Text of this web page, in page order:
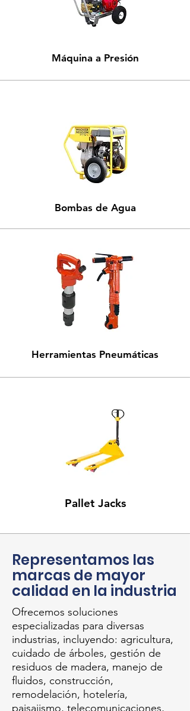
Máquina a Presión
Bombas de Agua
Herramientas Pneumáticas
Pallet Jacks
Representamos las
marcas de mayor
calidad en la industria
Ofrecemos soluciones
especializadas para diversas
industrias, incluyendo: agricultura,
cuidado de árboles, gestión de
residuos de madera, manejo de
fluidos, construcción,
remodelación, hotelería,
paisajismo, telecomunicaciones,